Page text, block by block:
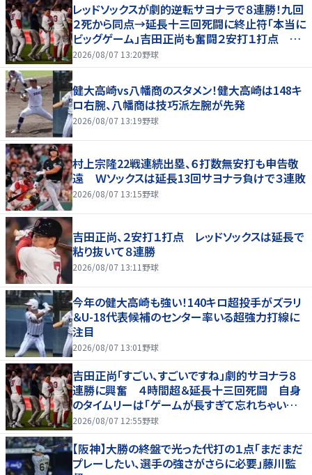
レッドソックスが劇的逆転サヨナラで８連勝！九回
２死から同点→延長十三回死闘に終止符「本当に
ビッグゲーム」吉田正尚も奮闘２安打１打点 本
拠地熱狂
2026/08/07 13:20野球
健大高崎vs八幡商のスタメン！健大高崎は148キ
ロ右腕、八幡商は技巧派左腕が先発
2026/08/07 13:19野球
村上宗隆22戦連続出塁、６打数無安打も申告敬
遠 Ｗソックスは延長13回サヨナラ負けで３連敗
2026/08/07 13:15野球
吉田正尚、２安打１打点 レッドソックスは延長で
粘り抜いて８連勝
2026/08/07 13:11 野球
今年の健大高崎も強い！140キロ超投手がズラリ
＆U-18代表候補のセンター率いる超強力打線に
注目
2026/08/07 13:01 野球
吉田正尚「すごい、すごいですね」劇的サヨナラ８
連勝に興奮 ４時間超＆延長十三回死闘 自身
のタイムリーは「ゲームが長すぎて忘れちゃいまし
た」
2026/08/07 12:55野球
【阪神】大勝の終盤で光った代打の１点「まだまだ
プレーしたい、選手の強さがさらに必要」藤川監